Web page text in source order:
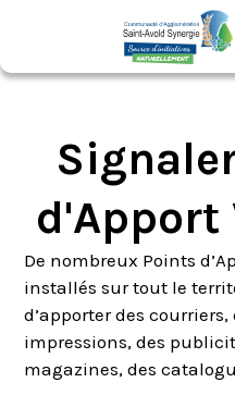
d'Apport
De nombreux Points
installés sur tout le
d’apporter des courriers,
impressions, des
magazines, des